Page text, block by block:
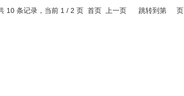
10 条记录，当前 1 / 2 页 首页 上一页 跳转到第 页